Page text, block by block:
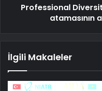
Professional
atamasının
İlgili Makaleler